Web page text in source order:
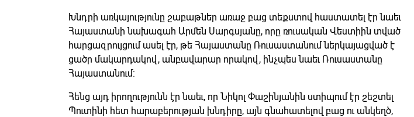
Խնդրի առկայությունը շաբաթներ առաջ բաց տեքստով հաստատել էր նաեւ
Հայաստանի նախագահ Արմեն Սարգսյանը, որը ռուսական Վեստիին տված
հարցազրույցում ասել էր, թե Հայաստանը Ռուսաստանում ներկայացված է
ցածր մակարդակով, անբավարար որակով, ինչպես նաեւ Ռուսաստանը
Հայաստանում:
Հենց այդ իրողությունն էր նաեւ, որ Նիկոլ Փաշինյանին ստիպում էր շեշտել
Պուտինի հետ հարաբերության խնդիրը, այն գնահատելով բաց ու անկեղծ,